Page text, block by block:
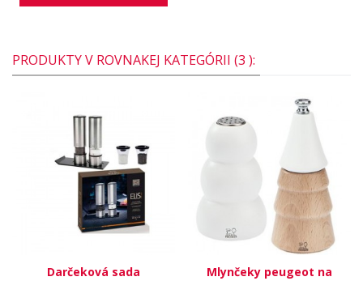
PRODUKTY V ROVNAKEJ KATEGÓRII (3 ):
Darčeková sada
Mlynčeky peugeot na